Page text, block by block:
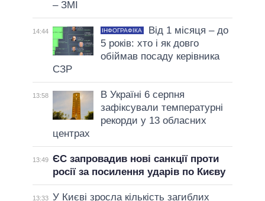
– ЗМІ
14:44 ІНФОГРАФІКА
Від 1 місяця – до
5 років: хто і як довго
обіймав посаду керівника
СЗР
13:58
В Україні 6 серпня
зафіксували температурні
рекорди у 13 обласних
центрах
13:49 ЄС запровадив нові санкції проти
росії за посилення ударів по Києву
13:33 У Києві зросла кількість загиблих